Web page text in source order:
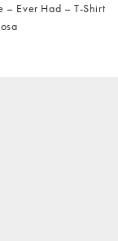
– Ever Had – T-Shirt